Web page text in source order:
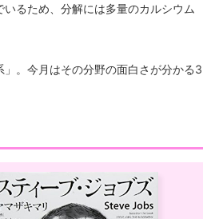
るため、分解には多量のカルシウム
。今月はその分野の面白さが分かる3